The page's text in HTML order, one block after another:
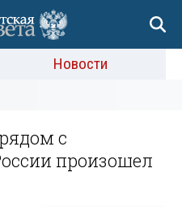
Новости
с
произошел